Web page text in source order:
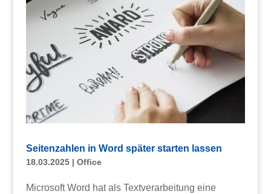
Seitenzahlen in Word später starten lassen
18.03.2025| Office
Microsoft Word hat als Textverarbeitung eine